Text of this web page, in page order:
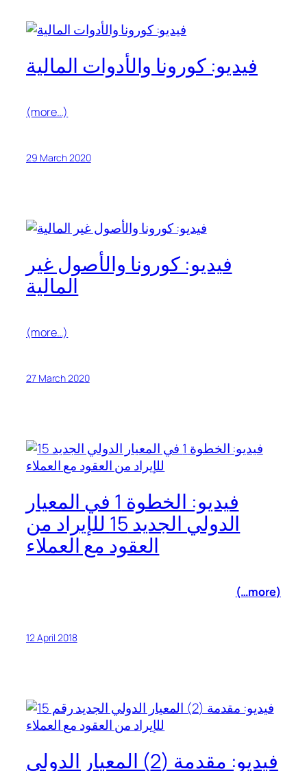
فيديو: كورونا والأدوات المالية
(more…)
29 March 2020
فيديو: كورونا والأصول غير
المالية
(more…)
27 March 2020
فيديو: الخطوة 1 في المعيار
الدولي الجديد 15 للإيراد من
العقود مع العملاء
(more…)
12 April 2018
فيديو: مقدمة (2) المعيار الدولي